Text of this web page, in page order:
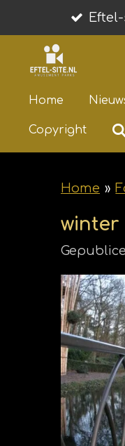
hoofdinhoud
Home
Copyright
Home »
winter